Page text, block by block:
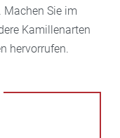
Sie im
Kamillenarten
hervorrufen.